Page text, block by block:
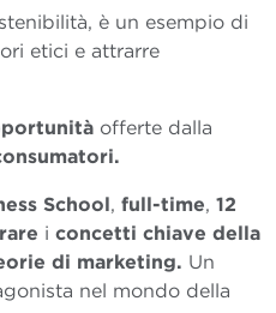
è un esempio di
etici e attrarre
à offerte dalla
School, full-time, 12
i concetti chiave della
di marketing. Un
nel mondo della